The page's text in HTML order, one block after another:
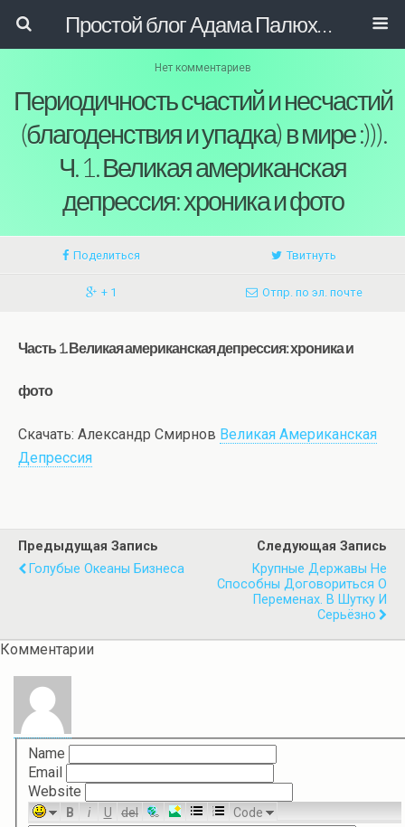
Простой блог Адама Палюховича
Нет комментариев
Периодичность счастий и несчастий
(благоденствия и упадка) в мире :))).
Ч. 1. Великая американская
депрессия: хроника и фото
Поделиться Твитнуть
+ 1 Отпр. по эл. почте
Часть 1. Великая американская депрессия: хроника и
фото
Скачать: Александр Смирнов Великая Американская
Депрессия
Предыдущая Запись
Голубые Океаны Бизнеса
Следующая Запись
Крупные Державы Не
Способны Договориться О
Переменах. В Шутку И
Серьёзно
Комментарии
Name
Email
Website
B i U del Code